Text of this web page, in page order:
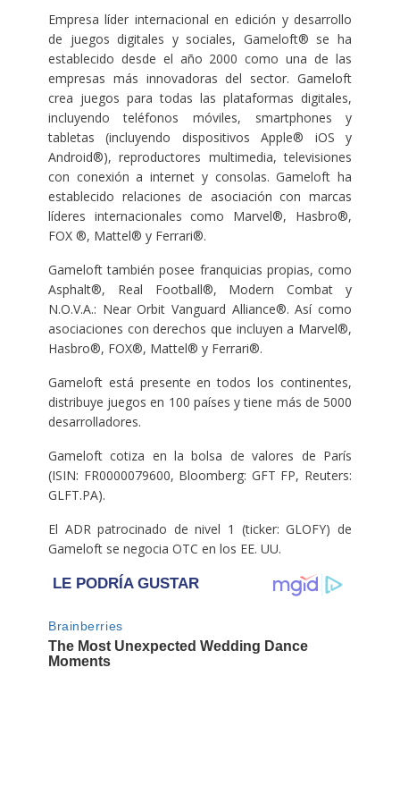
Empresa líder internacional en edición y desarrollo
de juegos digitales y sociales, Gameloft® se ha
establecido desde el año 2000 como una de las
empresas más innovadoras del sector. Gameloft
crea juegos para todas las plataformas digitales,
incluyendo teléfonos móviles, smartphones y
tabletas (incluyendo dispositivos Apple® iOS y
Android®), reproductores multimedia, televisiones
con conexión a internet y consolas. Gameloft ha
establecido relaciones de asociación con marcas
líderes internacionales como Marvel®, Hasbro®,
FOX ®, Mattel® y Ferrari®.
Gameloft también posee franquicias propias, como
Asphalt®, Real Football®, Modern Combat y
N.O.V.A.: Near Orbit Vanguard Alliance®. Así como
asociaciones con derechos que incluyen a Marvel®,
Hasbro®, FOX®, Mattel® y Ferrari®.
Gameloft está presente en todos los continentes,
distribuye juegos en 100 países y tiene más de 5000
desarrolladores.
Gameloft cotiza en la bolsa de valores de París
(ISIN: FR0000079600, Bloomberg: GFT FP, Reuters:
GLFT.PA).
El ADR patrocinado de nivel 1 (ticker: GLOFY) de
Gameloft se negocia OTC en los EE. UU.